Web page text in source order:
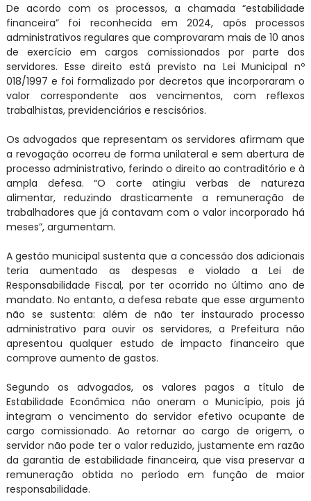
De acordo com os processos, a chamada “estabilidade
financeira” foi reconhecida em 2024, após processos
administrativos regulares que comprovaram mais de 10 anos
de exercício em cargos comissionados por parte dos
servidores. Esse direito está previsto na Lei Municipal nº
018/1997 e foi formalizado por decretos que incorporaram o
valor correspondente aos vencimentos, com reflexos
trabalhistas, previdenciários e rescisórios.
Os advogados que representam os servidores afirmam que
a revogação ocorreu de forma unilateral e sem abertura de
processo administrativo, ferindo o direito ao contraditório e à
ampla defesa. “O corte atingiu verbas de natureza
alimentar, reduzindo drasticamente a remuneração de
trabalhadores que já contavam com o valor incorporado há
meses”, argumentam.
A gestão municipal sustenta que a concessão dos adicionais
teria aumentado as despesas e violado a Lei de
Responsabilidade Fiscal, por ter ocorrido no último ano de
mandato. No entanto, a defesa rebate que esse argumento
não se sustenta: além de não ter instaurado processo
administrativo para ouvir os servidores, a Prefeitura não
apresentou qualquer estudo de impacto financeiro que
comprove aumento de gastos.
Segundo os advogados, os valores pagos a título de
Estabilidade Econômica não oneram o Município, pois já
integram o vencimento do servidor efetivo ocupante de
cargo comissionado. Ao retornar ao cargo de origem, o
servidor não pode ter o valor reduzido, justamente em razão
da garantia de estabilidade financeira, que visa preservar a
remuneração obtida no período em função de maior
responsabilidade.